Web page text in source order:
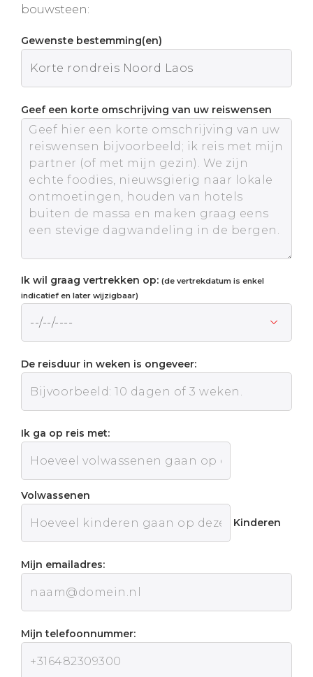
bouwsteen:
Gewenste bestemming(en)
Geef een korte omschrijving van uw reiswensen
Ik wil graag vertrekken op: (de vertrekdatum is enkel
indicatief en later wijzigbaar)
De reisduur in weken is ongeveer:
Ik ga op reis met:
Volwassenen
Kinderen
Mijn emailadres:
Mijn telefoonnummer: